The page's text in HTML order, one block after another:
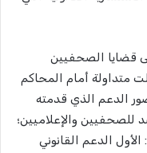
قضايا الصحفيين
متداولة أمام المحاكم
الدعم الذي قدمته
للصحفيين والإعلاميين؛
الدعم القانوني